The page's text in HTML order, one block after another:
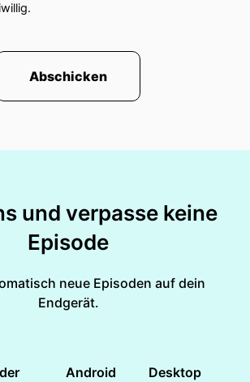
Abschicken
und verpasse keine
Episode
neue Episoden auf dein
Endgerät.
Android Desktop